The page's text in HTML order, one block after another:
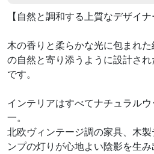
【自然と調和する上質なデザイナ
木の香りと柔らかな光に包まれ
の自然と寄り添うように設計さ
です。
インテリアはすべてナチュラル
一。
北欧ヴィンテージ調の家具、木
ンプの灯りが心地よい陰影を生み